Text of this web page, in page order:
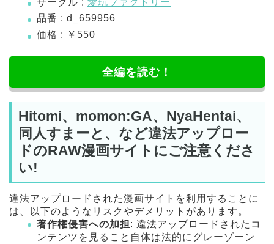
品番 : d_659956
価格 : ￥550
全編を読む！
Hitomi、momon:GA、NyaHentai、
同人すまーと、など違法アップロー
ドのRAW漫画サイトにご注意くださ
い!
違法アップロードされた漫画サイトを利用することに
は、以下のようなリスクやデメリットがあります。
著作権侵害への加担: 違法アップロードされたコ
ンテンツを見ること自体は法的にグレーゾーン